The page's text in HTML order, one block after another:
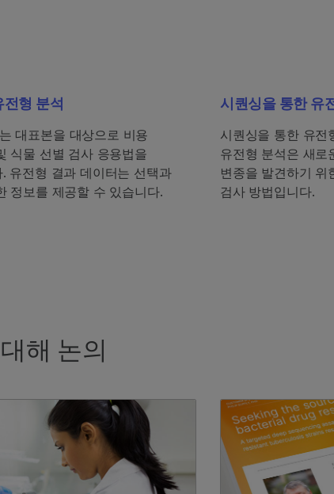
형 분석
대표본을 대상으로 비용
식물 선별 검사 응용법을
유전형 결과 데이터는 선택과
정보를 제공할 수 있습니다.
시퀀싱을 통한 유
시퀀싱을 통한 유전
유전형 분석은 새로
변종을 발견하기 위
검사 방법입니다.
해 논의